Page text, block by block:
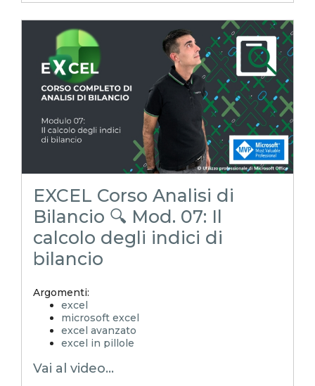
xlsx
excel tips
EXCELoltreognilimiteTRUCCHIeSEGRETI
excel facile
excel tutorial italiano
excel magico
emmanuele vietti
corso excel
analisi di bilancio
rendiconto finanziario
indici di bilancio
corso analisi di bilancio
EXCEL Corso Analisi di
Bilancio 🔍 Mod. 07: Il
calcolo degli indici di
bilancio
Argomenti:
excel
microsoft excel
excel avanzato
excel in pillole
EXCELtrucchiesegreti
Vai al video...